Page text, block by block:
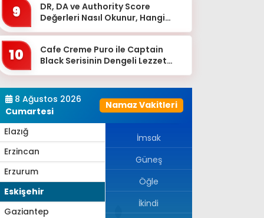
9
DR, DA ve Authority Score
Değerleri Nasıl Okunur, Hangi
10
Cafe Creme Puro ile Captain
Black Serisinin Dengeli Lezzet
8 Ağustos 2026
Cumartesi
Namaz Vakitleri
Çankırı
Çorum
Denizli
Diyarbakır
Düzce
Edirne
Elazığ
Erzincan
Erzurum
Eskişehir
Gaziantep
İmsak
Güneş
Öğle
İkindi